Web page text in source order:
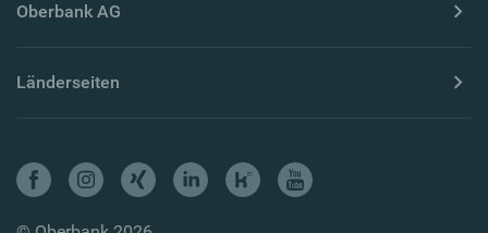
Oberbank AG
Länderseiten